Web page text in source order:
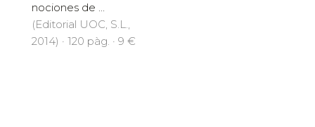
nociones de ...
(Editorial UOC, S.L.,
2014) · 120 pàg. · 9 €